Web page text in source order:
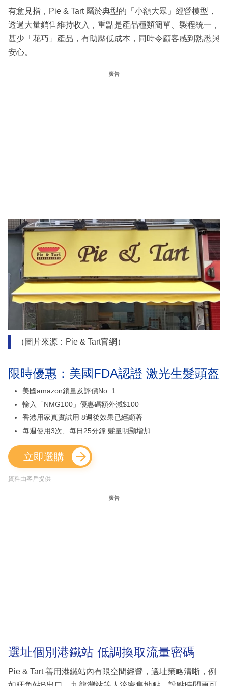
有意見指，Pie & Tart 屬於典型的「小額大眾」經營模型，
透過大量銷售維持收入，重點是產品種類簡單、製程統一，
甚少「花巧」產品，有助壓低成本，同時令顧客感到熟悉與
安心。
廣告
（圖片來源：Pie & Tart官網）
限時優惠：美國FDA認證 激光生髮頭盔
美國amazon鎖量及評價No. 1
輸入「NMG100」優惠碼額外減$100
香港用家真實試用 8週後效果已經顯著
每週使用3次、每日25分鐘 髮量明顯增加
立即選購
資料由客戶提供
廣告
選址個別港鐵站 低調換取流量密碼
Pie & Tart 善用港鐵站內有限空間經營，選址策略清晰，例